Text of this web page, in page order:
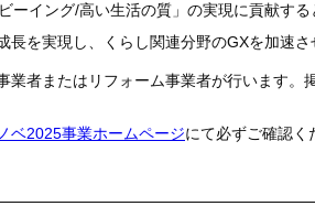
ーイング/高い生活の質」の実現に貢献す
⾧を実現し、くらし関連分野のGXを加速さ
業者またはリフォーム事業者が行います
ベ2025事業ホームページにて必ずご確認く